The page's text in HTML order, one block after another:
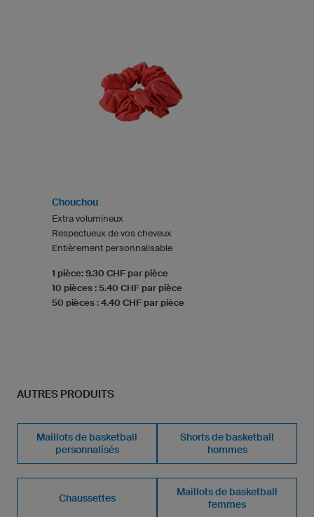
Chouchou
Extra volumineux
Respectueux de vos cheveux
Entièrement personnalisable
1 pièce: 9.30 CHF par pièce
10 pièces : 5.40 CHF par pièce
50 pièces : 4.40 CHF par pièce
AUTRES PRODUITS
Maillots de basketball
personnalisés
Shorts de basketball
hommes
Chaussettes
Maillots de basketball
femmes